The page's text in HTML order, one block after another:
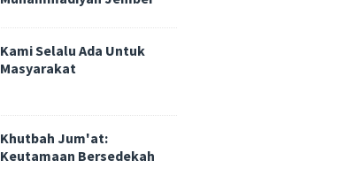
Kami Selalu Ada Untuk
Masyarakat
Khutbah Jum'at:
Keutamaan Bersedekah